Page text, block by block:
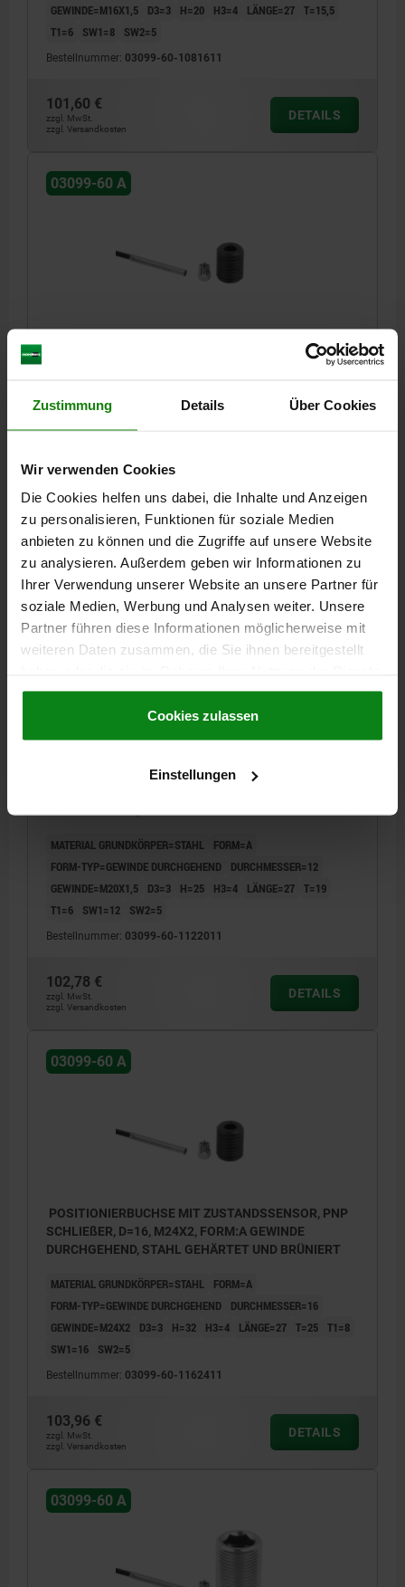
Zustimmung Details Über Cookies
Wir verwenden Cookies
Die Cookies helfen uns dabei, die Inhalte und Anzeigen
zu personalisieren, Funktionen für soziale Medien
anbieten zu können und die Zugriffe auf unsere Website
zu analysieren. Außerdem geben wir Informationen zu
Ihrer Verwendung unserer Website an unsere Partner für
soziale Medien, Werbung und Analysen weiter. Unsere
Partner führen diese Informationen möglicherweise mit
weiteren Daten zusammen, die Sie ihnen bereitgestellt
gesammelt haben.Cookie Richtlinien
Datenschutz|AGB
Cookies zulassen
Einstellungen
GEWINDE=M16X1,5
D3=3 H=20 H3=4 LÄNGE=27 T=15,5
T1=6
SW1=8 SW2=5
Bestellnummer: 03099-60-1081611
101,60 €
zzgl. MwSt.
zzgl. Versandkosten
DETAILS
03099-60 A
SCHLIEßER, D=10, M16X1,5, FORM:A GEWINDE
DURCHGEHEND, STAHL GEHÄRTET UND BRÜNIERT
MATERIAL GRUNDKÖRPER=STAHL
FORM=A
FORM-TYP=GEWINDE DURCHGEHEND
T1=6 SW1=10 SW2=5
Bestellnummer:03099-60-1101611
101,60 €
zzgl. MwSt.
zzgl. Versandkosten
03099-60 A
POSITIONIERBUCHSE MIT ZUSTANDSSENSOR, PNP
MATERIAL GRUNDKÖRPER=STAHL
FORM=A
FORM-TYP=GEWINDE DURCHGEHEND
DURCHMESSER=12
GEWINDE=M20X1,5
D3=3 H=25 H3=4 LÄNGE=27 T=19
T1=6
SW1=12 SW2=5
Bestellnummer: 03099-60-1122011
102,78 €
zzgl. MwSt.
zzgl. Versandkosten
DETAILS
03099-60 A
POSITIONIERBUCHSE MIT ZUSTANDSSENSOR, PNP
SCHLIEßER, D=16, M24X2, FORM:A GEWINDE
DURCHGEHEND, STAHL GEHÄRTET UND BRÜNIERT
MATERIAL GRUNDKÖRPER=STAHL
FORM=A
FORM-TYP=GEWINDE DURCHGEHEND
DURCHMESSER=16
GEWINDE=M24X2
D3=3 H=32 H3=4 LÄNGE=27 T=25 T1=8
SW1=16
SW2=5
Bestellnummer: 03099-60-1162411
103,96 €
zzgl. MwSt.
zzgl. Versandkosten
DETAILS
03099-60 A